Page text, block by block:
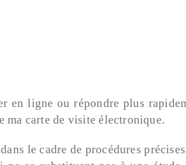
L’ÉGALITÉ
SALARIALE ENTRE
LES FEMMES EST
UNE OBLIGATION
ligne ou répondre plus
ma carte de visite électronique.
le cadre de procédures